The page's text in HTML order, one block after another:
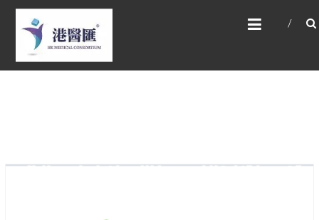
Skip
content
HONG KONG MEDICAL
CONSORTIUM LIMITED 港
醫匯
HEALTH CARE 醫健服務, GENERAL PRACTICE